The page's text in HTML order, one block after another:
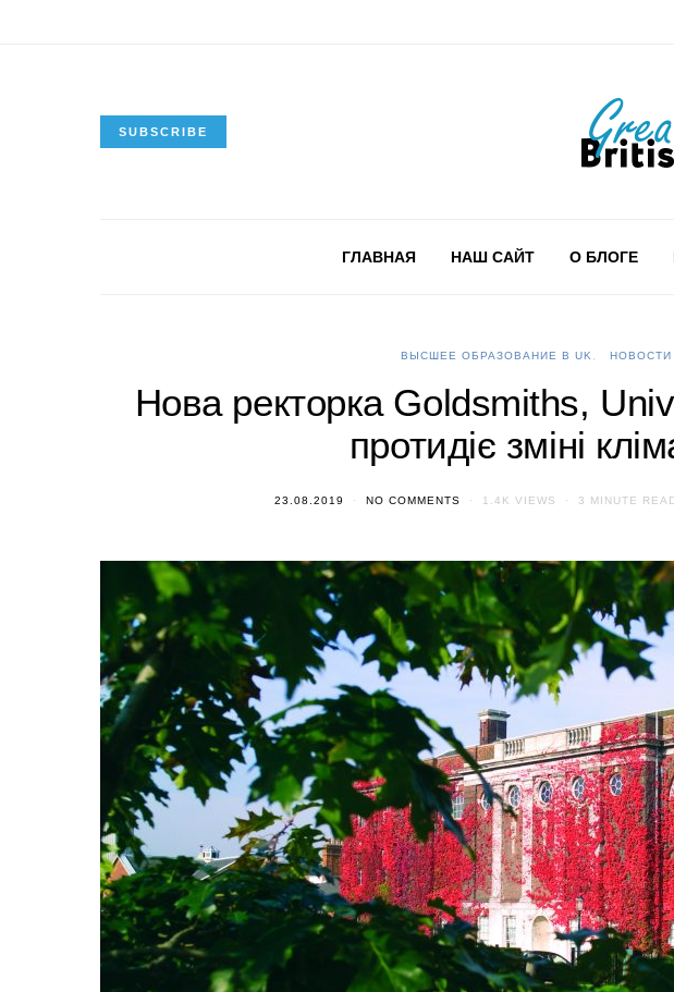
SUBSCRIBE
ГЛАВНАЯ НАШ САЙТ О БЛОГЕ
ВЫСШЕЕ ОБРАЗОВАНИЕ В UK НОВОСТИ
Нова ректорка Goldsmiths,
протидіє зміні
23.08.2019 NO COMMENTS 1.4K VIEWS 3 MINUTE